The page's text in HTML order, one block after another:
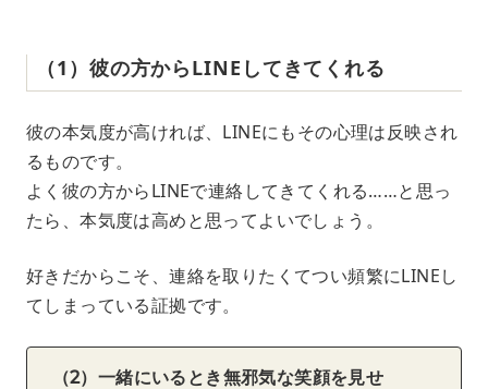
（1）彼の方からLINEしてきてくれる
彼の本気度が高ければ、LINEにもその心理は反映され
るものです。
よく彼の方からLINEで連絡してきてくれる……と思っ
たら、本気度は高めと思ってよいでしょう。
好きだからこそ、連絡を取りたくてつい頻繁にLINEし
てしまっている証拠です。
（2）一緒にいるとき無邪気な笑顔を見せ